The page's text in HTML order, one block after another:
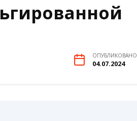
ОПУБЛИКОВАНО
04.07.2024